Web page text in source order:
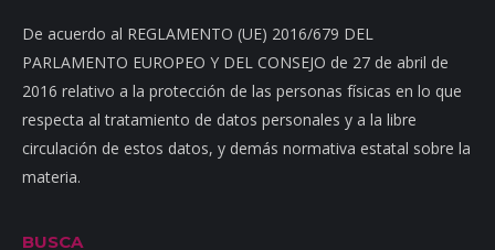
De acuerdo al REGLAMENTO (UE) 2016/679 DEL
PARLAMENTO EUROPEO Y DEL CONSEJO de 27 de abril de
2016 relativo a la protección de las personas físicas en lo que
respecta al tratamiento de datos personales y a la libre
circulación de estos datos, y demás normativa estatal sobre la
materia.
BUSCA